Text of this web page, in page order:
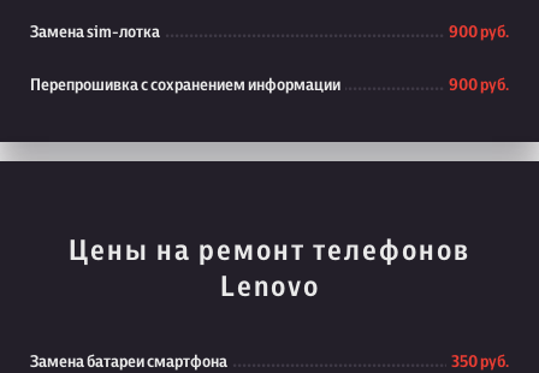
Замена sim-лотка 900 руб.
Перепрошивка с сохранением информации 900 руб.
Цены на ремонт телефонов
Lenovo
Замена батареи смартфона 350 руб.